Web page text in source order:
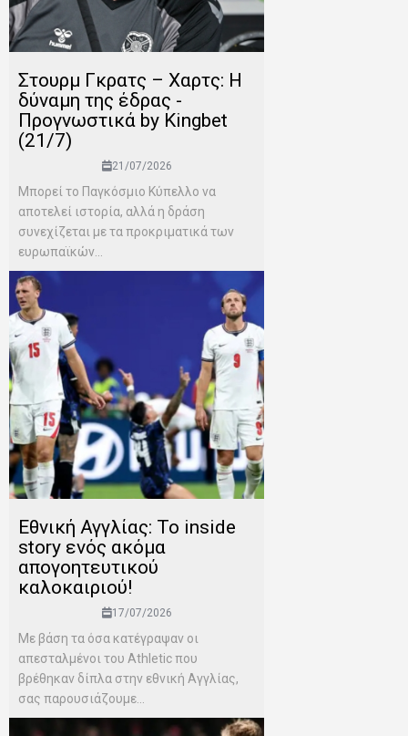
Στουρμ Γκρατς – Χαρτς: Η
δύναμη της έδρας -
Προγνωστικά by Kingbet
(21/7)
21/07/2026
Μπορεί το Παγκόσμιο Κύπελλο να
αποτελεί ιστορία, αλλά η δράση
συνεχίζεται με τα προκριματικά των
ευρωπαϊκών...
Εθνική Αγγλίας: Το inside
story ενός ακόμα
απογοητευτικού
καλοκαιριού!
17/07/2026
Mε βάση τα όσα κατέγραψαν οι
απεσταλμένοι του Αthletic που
βρέθηκαν δίπλα στην εθνική Αγγλίας,
σας παρουσιάζουμε...